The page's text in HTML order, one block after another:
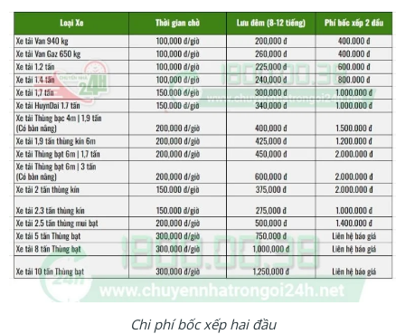
Chi phí bốc xếp hai đầu